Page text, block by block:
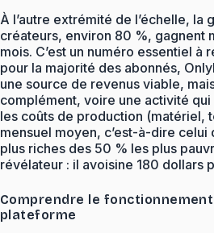
À l’autre extrémité de l’échelle, la
créateurs, environ 80 %, gagnent
mois. C’est un numéro essentiel à
pour la majorité des abonnés,
une source de revenus viable,
complément, voire une activité
les coûts de production (matériel,
mensuel moyen, c’est-à-dire
plus riches des 50 % les plus
révélateur : il avoisine 180 dollars
Comprendre le
plateforme